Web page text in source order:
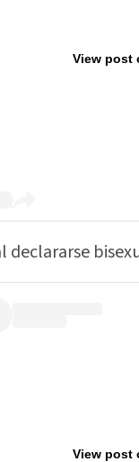
View post
declararse
View post